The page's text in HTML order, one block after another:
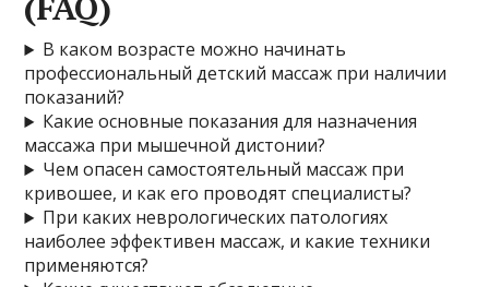
В каком возрасте можно начинать
профессиональный детский массаж при наличии
показаний?
Какие основные показания для назначения
массажа при мышечной дистонии?
Чем опасен самостоятельный массаж при
кривошее, и как его проводят специалисты?
При каких неврологических патологиях
наиболее эффективен массаж, и какие техники
применяются?